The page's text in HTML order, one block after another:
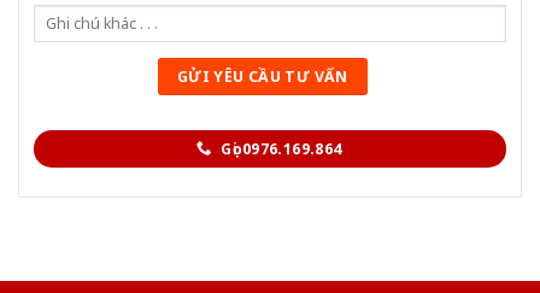
Gọi 0976.169.864